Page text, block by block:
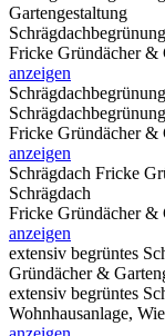
Gartengestaltung
Fricke Gründächer &
anzeigen
Schrägdachbegrünung
Schrägdachbegrünung
Fricke Gründächer &
anzeigen
Schrägdach Fricke
Schrägdach
Fricke Gründächer &
anzeigen
extensiv begrüntes
Gründächer &
extensiv begrüntes
Wohnhausanlage,